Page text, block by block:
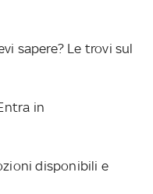
sapere? Le trovi sul
in
disponibili e